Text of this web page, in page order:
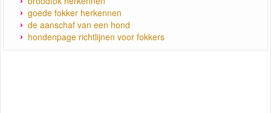
goede fokker herkennen
de aanschaf van een hond
hondenpage richtlijnen voor fokkers